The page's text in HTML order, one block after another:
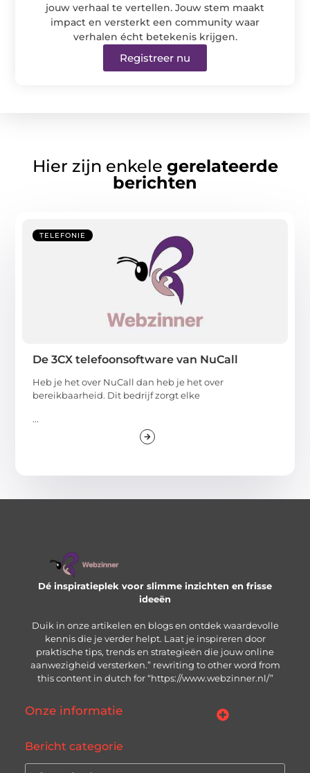
jouw verhaal te vertellen. Jouw stem maakt
impact en versterkt een community waar
verhalen écht betekenis krijgen.
Registreer nu
Hier zijn enkele gerelateerde
berichten
TELEFONIE
De 3CX telefoonsoftware van NuCall
Heb je het over NuCall dan heb je het over
bereikbaarheid. Dit bedrijf zorgt elke
...
Dé inspiratieplek voor slimme inzichten en frisse
ideeën
Duik in onze artikelen en blogs en ontdek waardevolle
kennis die je verder helpt. Laat je inspireren door
praktische tips, trends en strategieën die jouw online
aanwezigheid versterken.” rewriting to other word from
this content in dutch for “https://www.webzinner.nl/”
Onze informatie
Bericht categorie